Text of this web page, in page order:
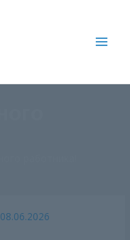
08.06.2026